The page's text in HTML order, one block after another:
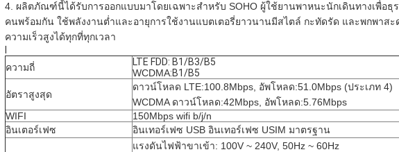
4. ผลิตภัณฑ์นี้ได้รับการออกแบบมาโดยเฉพาะสำหรับ SOHO ผู้ใช้ยานพาหนะนักเดินทางเพื่อธุ
คนพร้อมกัน ใช้พลังงานต่ำและอายุการใช้งานแบตเตอรี่ยาวนานมีสไตล์ กะทัดรัด และพกพาส
ความเร็วสูงได้ทุกที่ทุกเวลา
ความถี่
LTE FDD: B1/B3/B5
WCDMA:B1/B5
อัตราสูงสุด
ดาวน์โหลด LTE:100.8Mbps, อัพโหลด:51.0Mbps (ประเภท 4)
WCDMA ดาวน์โหลด:42Mbps, อัพโหลด:5.76Mbps
WIFI
150Mbps wifi b/j/n
อินเตอร์เฟซ
อินเทอร์เฟซ USB อินเทอร์เฟซ USIM มาตรฐาน
แรงดันไฟฟ้าขาเข้า: 100V ~ 240V, 50Hz ~ 60Hz